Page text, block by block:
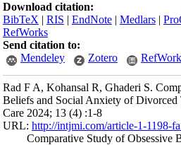
Download citation:
BibTeX |RIS |EndNote |Medlars |
RefWorks
Send citation to:
Mendeley
Zotero
Rad F A, Kohansal R, Ghaderi S.
Beliefs and Social Anxiety of
Care 2024; 13 (4) :1-8
URL:http://intjmi.com/article-1-1198-
Comparative Study of